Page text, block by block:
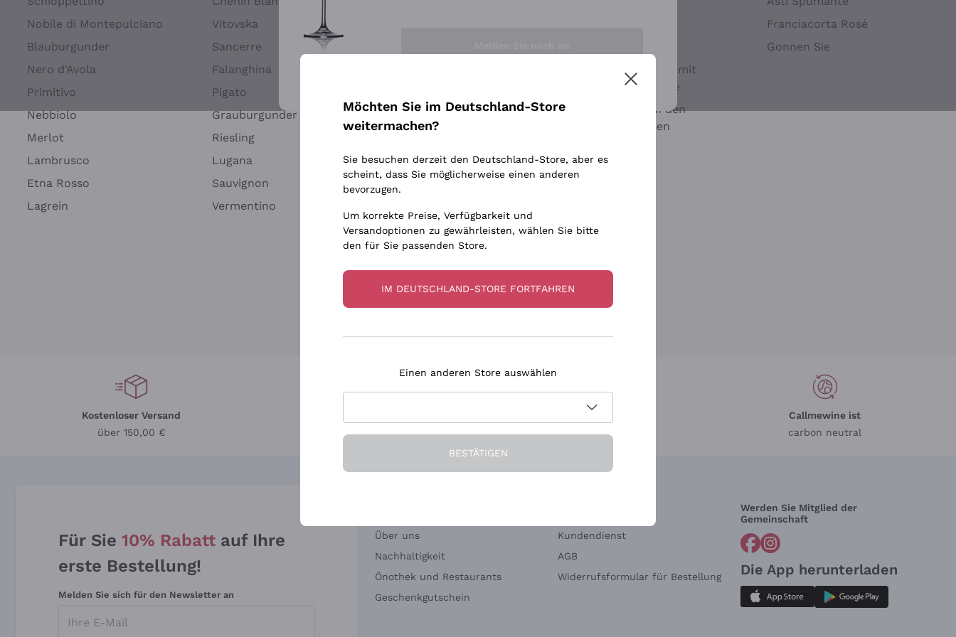
Nobile di Montepulciano
Blauburgunder
Nero d'Avola
Primitivo
Nebbiolo
Merlot
Lambrusco
Etna Rosso
Lagrein
Vitovska
Sancerre
Falanghina
Pigato
Grauburgunder
Riesling
Lugana
Sauvignon
Vermentino
Ca' dei Frati
Biondi Santi
Quintarelli Giuseppe
Rinaldi Giuseppe
Egly Ouriet
Jacquesson
Agrapart
Ohne Sulfit oder mit
minimalen Sulfite
Maischung auf den
Traubenschalen
Franciacorta Rosé
Gonnen Sie
Kostenloser Versand
über 150,00 €
in Deutschland
in 3 Raten
Callmewine ist
carbon neutral
Für Sie 10% Rabatt auf Ihre
erste Bestellung!
Melden Sie sich für den Newsletter an
Über uns
Nachhaltigkeit
Önothek und Restaurants
Geschenkgutschein
Kundendienst
AGB
Widerrufsformular für Bestellung
Werden Sie Mitglied der
Gemeinschaft
Die App herunterladen
Möchten Sie im Deutschland-Store
weitermachen?
Sie besuchen derzeit den Deutschland-Store, aber es
scheint, dass Sie möglicherweise einen anderen
bevorzugen.
Um korrekte Preise, Verfügbarkeit und
Versandoptionen zu gewährleisten, wählen Sie bitte
den für Sie passenden Store.
IM DEUTSCHLAND-STORE FORTFAHREN
Einen anderen Store auswählen
BESTÄTIGEN